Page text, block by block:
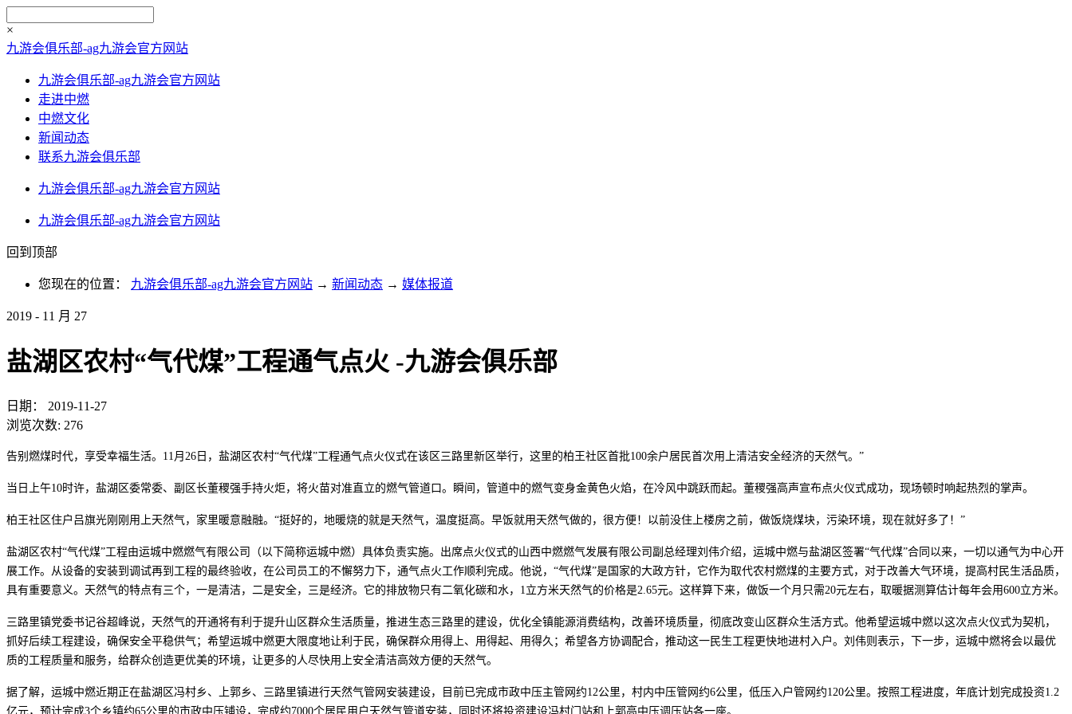
×
九游会俱乐部-ag九游会官方网站
九游会俱乐部-ag九游会官方网站
走进中燃
中燃文化
新闻动态
联系九游会俱乐部
九游会俱乐部-ag九游会官方网站
九游会俱乐部-ag九游会官方网站
回到顶部
您现在的位置： 九游会俱乐部-ag九游会官方网站 → 新闻动态 → 媒体报道
2019 - 11 月 27
盐湖区农村“气代煤”工程通气点火 -九游会俱乐部
日期：
2019-11-27
浏览次数: 276
告别燃煤时代，享受幸福生活。11月26日，盐湖区农村“气代煤”工程通气点火仪式在该区三路里新区举行，这里的柏王社区首批100余户居民首次用上清洁安全经济的天然气。”
当日上午10时许，盐湖区委常委、副区长董稷强手持火炬，将火苗对准直立的燃气管道口。瞬间，管道中的燃气变身金黄色火焰，在冷风中跳跃而起。董稷强高声宣布点火仪式成功，现场顿时响起热烈的掌声。
柏王社区住户吕旗光刚刚用上天然气，家里暖意融融。“挺好的，地暖烧的就是天然气，温度挺高。早饭就用天然气做的，很方便！以前没住上楼房之前，做饭烧煤块，污染环境，现在就好多了！”
盐湖区农村“气代煤”工程由运城中燃燃气有限公司（以下简称运城中燃）具体负责实施。出席点火仪式的山西中燃燃气发展有限公司副总经理刘伟介绍，运城中燃与盐湖区签署“气代煤”合同以来，一切以通气为中心开
展工作。从设备的安装到调试再到工程的最终验收，在公司员工的不懈努力下，通气点火工作顺利完成。他说，“气代煤”是国家的大政方针，它作为取代农村燃煤的主要方式，对于改善大气环境，提高村民生活品质，
具有重要意义。天然气的特点有三个，一是清洁，二是安全，三是经济。它的排放物只有二氧化碳和水，1立方米天然气的价格是2.65元。这样算下来，做饭一个月只需20元左右，取暖据测算估计每年会用600立方米。
三路里镇党委书记谷超峰说，天然气的开通将有利于提升山区群众生活质量，推进生态三路里的建设，优化全镇能源消费结构，改善环境质量，彻底改变山区群众生活方式。他希望运城中燃以这次点火仪式为契机，
抓好后续工程建设，确保安全平稳供气；希望运城中燃更大限度地让利于民，确保群众用得上、用得起、用得久；希望各方协调配合，推动这一民生工程更快地进村入户。刘伟则表示，下一步，运城中燃将会以最优
质的工程质量和服务，给群众创造更优美的环境，让更多的人尽快用上安全清洁高效方便的天然气。
据了解，运城中燃近期正在盐湖区冯村乡、上郭乡、三路里镇进行天然气管网安装建设，目前已完成市政中压主管网约12公里，村内中压管网约6公里，低压入户管网约120公里。按照工程进度，年底计划完成投资1.2
亿元，预计完成3个乡镇约65公里的市政中压铺设，完成约7000个居民用户天然气管道安装，同时还将投资建设冯村门站和上郭高中压调压站各一座。